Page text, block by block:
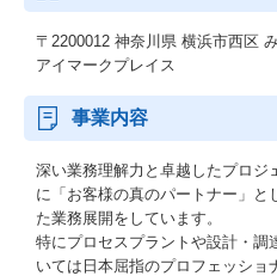
〒2200012 神奈川県 横浜市西区
アイマークプレイス
事業内容
深い業務理解力と卓越したプロジ
に「お客様の真のパートナー」と
た業務展開をしています。
特にプロセスプラントや設計・調
いては日本屈指のプロフェッショ